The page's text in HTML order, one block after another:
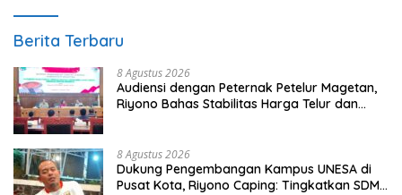
Berita Terbaru
8 Agustus 2026
Audiensi dengan Peternak Petelur Magetan,
Riyono Bahas Stabilitas Harga Telur dan
8 Agustus 2026
Dukung Pengembangan Kampus UNESA di
Pusat Kota, Riyono Caping: Tingkatkan SDM